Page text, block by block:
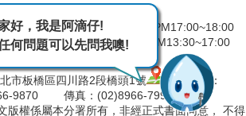
彈性下班時間：PM17:00~18:00
一 ~ 星期五 AM08:30~12:30 PM13:30~17:00
市板橋區四川路2段橋頭1號
電話：
9870 傳真：(02)8966-7996
版權係屬本分署所有，非經正式書面同意， 不得
好，我是阿滴仔!
何問題可以先問我噢!